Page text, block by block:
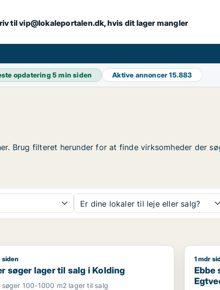
til vip@lokaleportalen.dk, hvis dit lager mangler
opdatering5 min siden Aktive annoncer15.883
Brug filteret herunder for at finde virksomheder der
Er dine lokaler til leje eller salg?
søger lager til salg i Kolding
siden
søger lager til salg i Kolding
søger 100-1000 m2 lager til salg
Ebbe
1 mdr
Ebbe